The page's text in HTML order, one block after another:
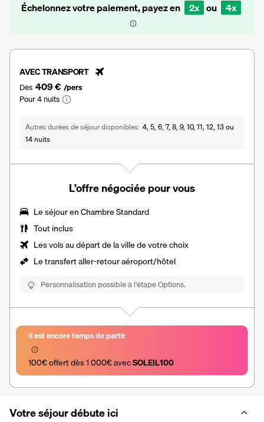
Échelonnez votre paiement, payez en 2x ou 4x
AVEC TRANSPORT
Dès 409 € /pers
Pour 4 nuits
Autres durées de séjour disponibles 4, 5, 6, 7, 8, 9, 10, 11, 12, 13 ou
14 nuits
L’offre négociée pour vous
Le séjour enChambre Standard
Tout inclus
Les vols au départ de la ville de votre choix
Letransfert aller-retour aéroport/hôtel
Personnalisation possible à l’étape Options.
Il est encore temps de partir
100€ offert dès 1 000€ avec SOLEIL100
Votre séjour débute ici